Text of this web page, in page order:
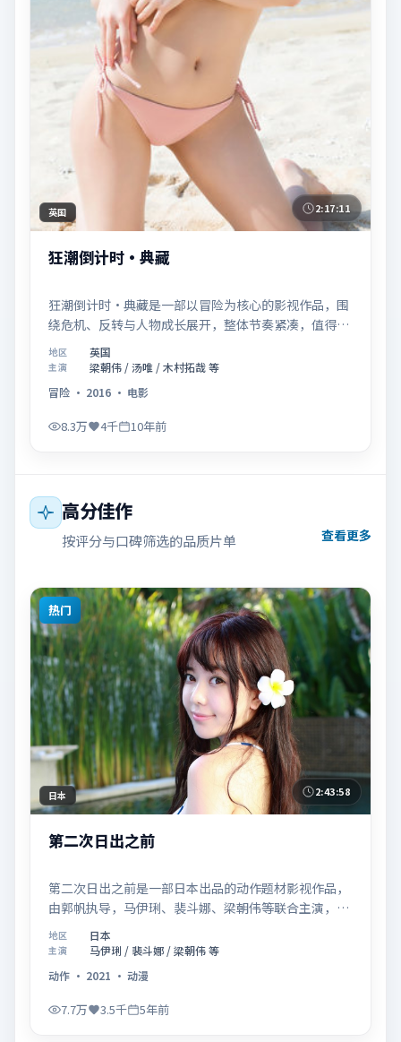
英国 2:17:11
狂潮倒计时·典藏
狂潮倒计时·典藏是一部以冒险为核心的影视作品，围
绕危机、反转与人物成长展开，整体节奏紧凑，值得推
荐观看。
地区 英国
主演
梁朝伟 / 汤唯 / 木村拓哉 等
冒险 · 2016 · 电影
8.3万 4千 10年前
高分佳作
按评分与口碑筛选的品质片单 查看更多
热门
日本 2:43:58
第二次日出之前
第二次日出之前是一部日本出品的动作题材影视作品，
由郭帆执导，马伊琍、裴斗娜、梁朝伟等联合主演，于
2021年02月05日在院线首映。影片围绕「爱的迟疑与
勇敢迈出的一步」展开叙事，镜头语言克制而富有张
力，节奏起伏得当，人物弧光完整；配乐与场面调度强
化了类型片的观感体验，亦留有可供解读的细节空间，
适合关注现实主义叙事与人物关系的观众观看与收藏。
地区 日本
主演
马伊琍 / 裴斗娜 / 梁朝伟 等
动作 · 2021 · 动漫
7.7万 3.5千 5年前